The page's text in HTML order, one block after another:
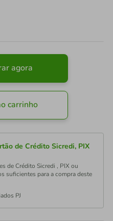
agora
carrinho
de Crédito Sicredi, PIX
de Crédito Sicredi , PIX ou
suficientes para a compra deste
PJ